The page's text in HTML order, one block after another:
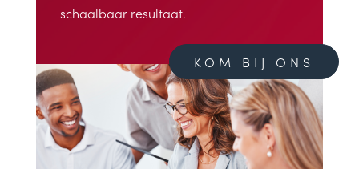
schaalbaar resultaat.
KOM BIJ ONS